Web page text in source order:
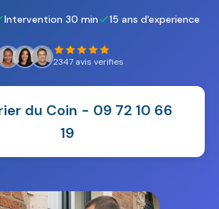
Intervention 30 min 15 ans d'experience
2347 avis verifies
du Coin - 09 72 10 66
19